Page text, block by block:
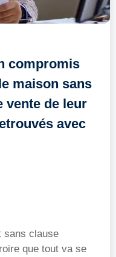
compromis
maison sans
vente de leur
avec
sans clause
que tout va se